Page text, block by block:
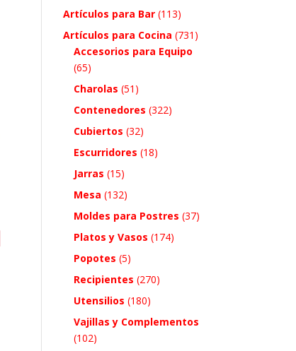
Artículos para Bar (113)
Artículos para Cocina (731)
Accesorios para Equipo
(65)
Charolas (51)
Contenedores (322)
Cubiertos (32)
Escurridores (18)
Jarras (15)
Mesa (132)
Moldes para Postres (37)
Platos y Vasos (174)
Popotes (5)
Recipientes (270)
Utensilios (180)
Vajillas y Complementos
(102)